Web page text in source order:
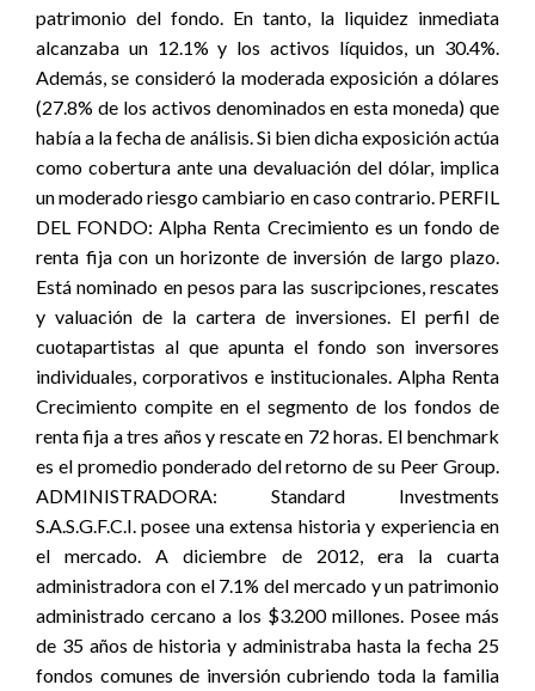
patrimonio del fondo. En tanto, la liquidez inmediata
alcanzaba un 12.1% y los activos líquidos, un 30.4%.
Además, se consideró la moderada exposición a dólares
(27.8% de los activos denominados en esta moneda) que
había a la fecha de análisis. Si bien dicha exposición actúa
como cobertura ante una devaluación del dólar, implica
un moderado riesgo cambiario en caso contrario. PERFIL
DEL FONDO: Alpha Renta Crecimiento es un fondo de
renta fija con un horizonte de inversión de largo plazo.
Está nominado en pesos para las suscripciones, rescates
y valuación de la cartera de inversiones. El perfil de
cuotapartistas al que apunta el fondo son inversores
individuales, corporativos e institucionales. Alpha Renta
Crecimiento compite en el segmento de los fondos de
renta fija a tres años y rescate en 72 horas. El benchmark
es el promedio ponderado del retorno de su Peer Group.
ADMINISTRADORA: Standard Investments
S.A.S.G.F.C.I. posee una extensa historia y experiencia en
el mercado. A diciembre de 2012, era la cuarta
administradora con el 7.1% del mercado y un patrimonio
administrado cercano a los $3.200 millones. Posee más
de 35 años de historia y administraba hasta la fecha 25
fondos comunes de inversión cubriendo toda la familia